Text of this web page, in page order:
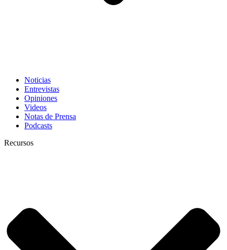
Noticias
Entrevistas
Opiniones
Videos
Notas de Prensa
Podcasts
Recursos